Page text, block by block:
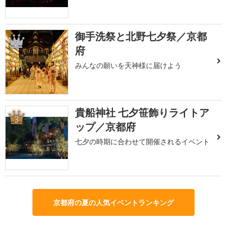
2
御手洗祭と北野七夕祭／京都
府
みんなの願いを天神様に届けよう
3
貴船神社 七夕笹飾りライトア
ップ／京都府
七夕の時期に合わせて開催されるイベント
京都府の夏の人気イベントランキング